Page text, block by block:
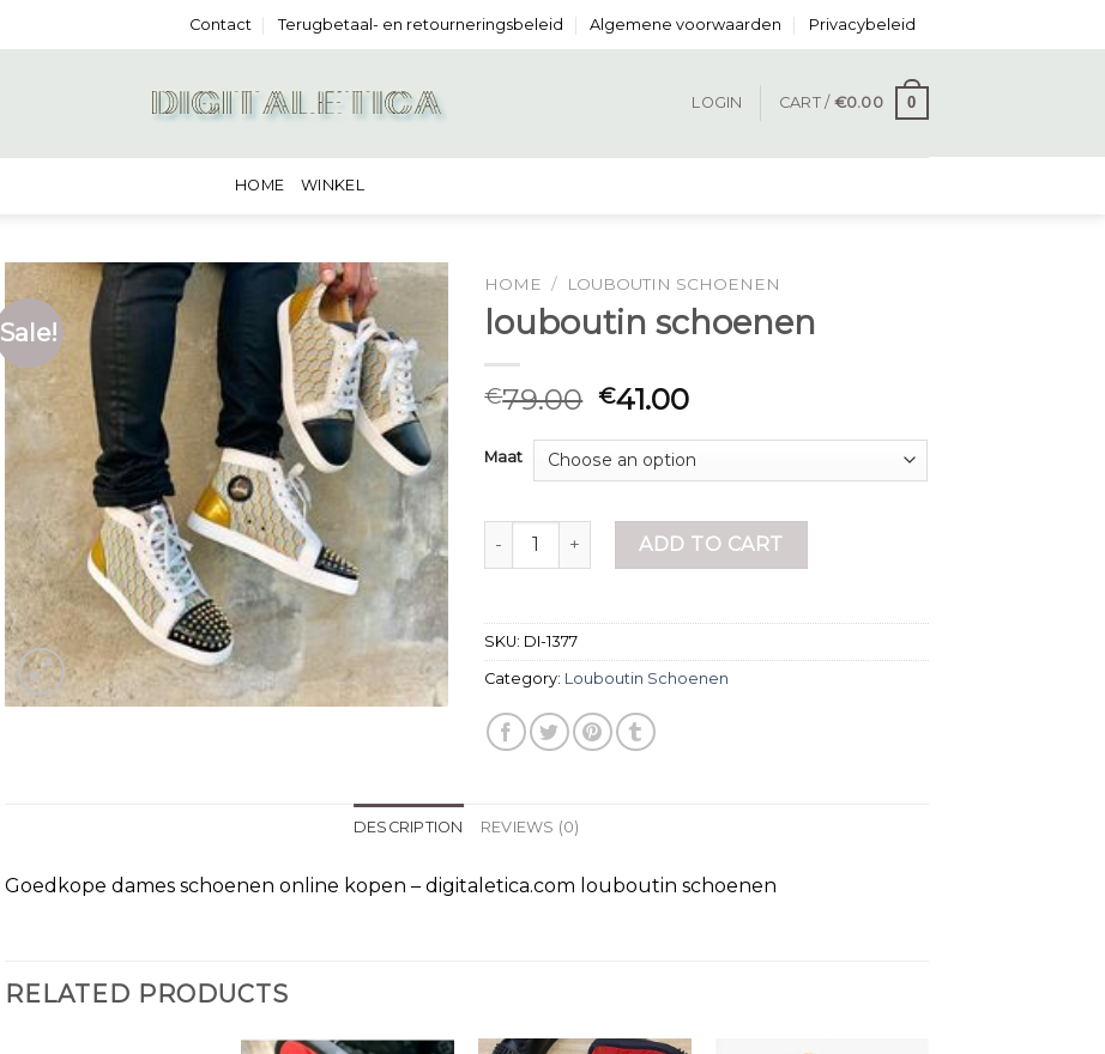
Contact Terugbetaal- en retourneringsbeleid Algemene voorwaarden Privacybeleid
LOGIN CART / €0.00 0
HOME WINKEL
Sale!
HOME / LOUBOUTIN SCHOENEN
louboutin schoenen
€79.00 €41.00
Maat
louboutin schoenen quantity
ADD TO CART
SKU: DI-1377
Category: Louboutin Schoenen
DESCRIPTION REVIEWS (0)
Goedkope dames schoenen online kopen – digitaletica.com louboutin schoenen
RELATED PRODUCTS